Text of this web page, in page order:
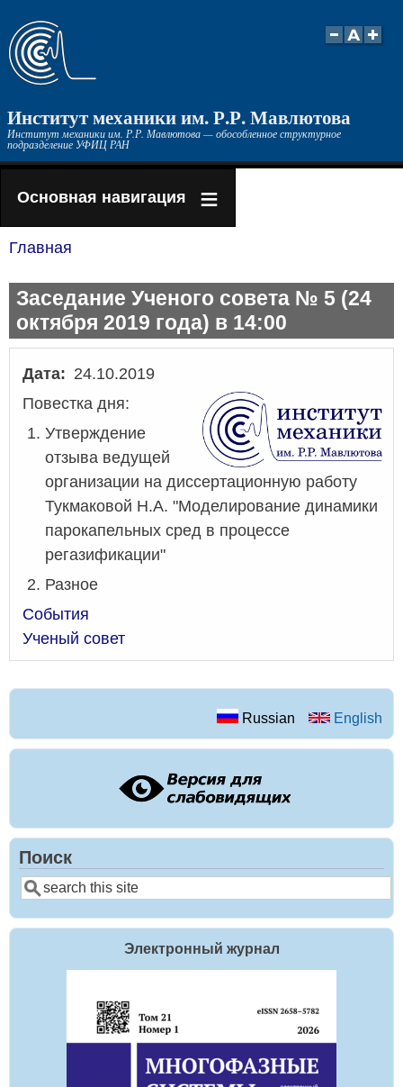
Перейти
основному
Институт механики им. Р.Р. Мавлютова
Институт механики им. Р.Р. Мавлютова — обособленное структурное
подразделение УФИЦ РАН
Основная навигация
навигации
Главная
Заседание Ученого совета № 5 (24
октября 2019 года) в 14:00
Дата
24.10.2019
Повестка дня:
Утверждение
отзыва ведущей
организации на диссертационную работу
Тукмаковой Н.А. "Моделирование динамики
парокапельных сред в процессе
регазификации"
Разное
События
Ученый совет
Russian English
Поиск
Поиск
Электронный журнал